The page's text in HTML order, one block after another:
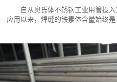
自从奥氏体不锈钢工业用管投入
应用以来，焊缝的铁素体含量始终
蚀性及焊接性等产生一定的影响。
题有的已经基本弄清，有一些则有
步探索。 我们的看法
...